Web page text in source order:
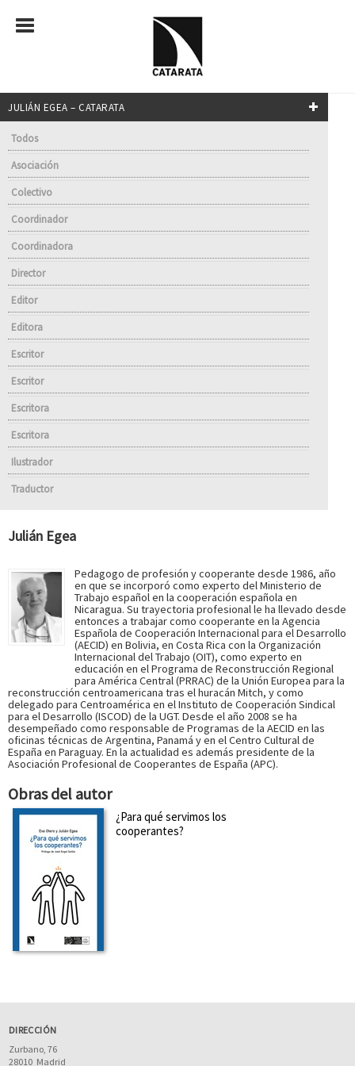
JULIÁN EGEA – CATARATA
Todos
Asociación
Colectivo
Coordinador
Coordinadora
Director
Editor
Editora
Escritor
Escritor
Escritora
Escritora
Ilustrador
Traductor
Julián Egea
Pedagogo de profesión y cooperante desde 1986, año
en que se incorporó como experto del Ministerio de
Trabajo español en la cooperación española en
Nicaragua. Su trayectoria profesional le ha llevado desde
entonces a trabajar como cooperante en la Agencia
Española de Cooperación Internacional para el Desarrollo
(AECID) en Bolivia, en Costa Rica con la Organización
Internacional del Trabajo (OIT), como experto en
educación en el Programa de Reconstrucción Regional
para América Central (PRRAC) de la Unión Europea para la
reconstrucción centroamericana tras el huracán Mitch, y como
delegado para Centroamérica en el Instituto de Cooperación Sindical
para el Desarrollo (ISCOD) de la UGT. Desde el año 2008 se ha
desempeñado como responsable de Programas de la AECID en las
oficinas técnicas de Argentina, Panamá y en el Centro Cultural de
España en Paraguay. En la actualidad es además presidente de la
Asociación Profesional de Cooperantes de España (APC).
Obras del autor
¿Para qué servimos los
cooperantes?
DIRECCIÓN
Zurbano, 76
28010 Madrid